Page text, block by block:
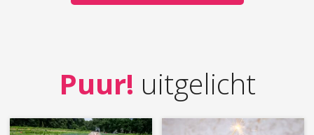
Puur! uitgelicht